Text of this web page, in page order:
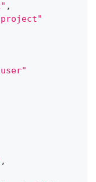
,
,